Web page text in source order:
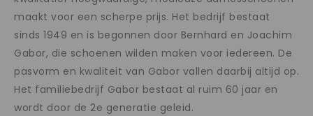
maakt voor een scherpe prijs. Het bedrijf bestaat
sinds 1949 en is begonnen door Bernhard en Joachim
Gabor, die schoenen wilden maken voor iedereen. De
pasvorm en kwaliteit van Gabor vallen daarbij altijd op.
Het familiebedrijf Gabor bestaat al ruim 60 jaar en
wordt door de 2e generatie geleid.